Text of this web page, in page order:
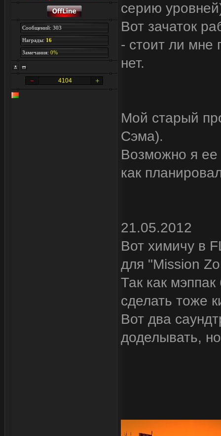
Сообщений: 303
Награды: 16
Замечания: 0%
4104
серию
Вот зачаток
- стоит ли мне
нет.
Мой старый
Сэма).
Возможно я
как
21.05.2012
Вот химичу в
для "Mission
Так как
сделать тоже
Вот два
доделывать,